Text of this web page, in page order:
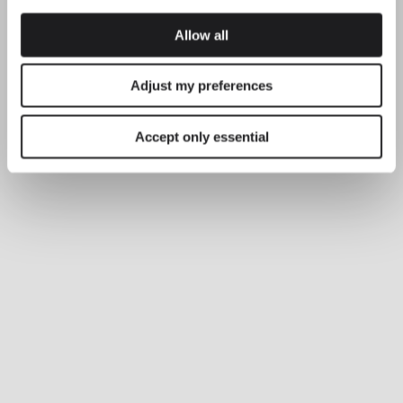
Allow all
Adjust my preferences
Accept only essential